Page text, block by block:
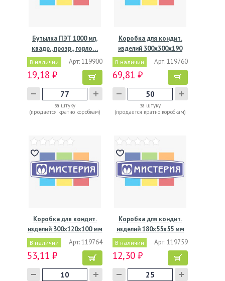
Бутылка ПЭТ 1000 мл,
квадр., прозр., горло…
В наличии Арт: 119900
19,18 ₽
за штуку
(продается кратно коробкам)
Коробка для кондит.
изделий 300х300х190
мм,…
В наличии Арт: 119760
69,81 ₽
за штуку
(продается кратно коробкам)
Коробка для кондит.
изделий 300х120х100 мм
с…
В наличии Арт: 119764
53,11 ₽
Коробка для кондит.
изделий 180х55х55 мм
с…
В наличии Арт: 119759
12,30 ₽